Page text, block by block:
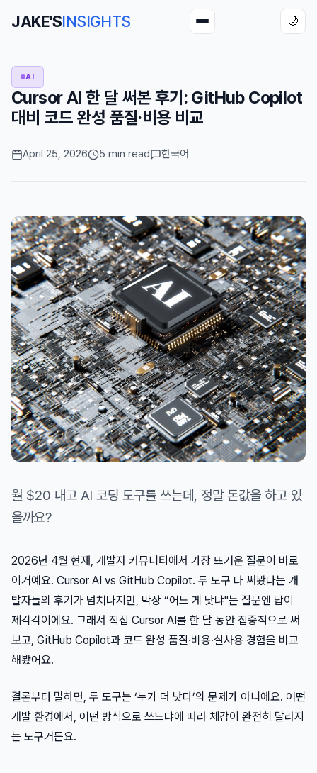
JAKE'SINSIGHTS 🌙
AI
Cursor AI 한 달 써본 후기: GitHub Copilot
대비 코드 완성 품질·비용 비교
April 25, 2026 5 min read 한국어
월 $20 내고 AI 코딩 도구를 쓰는데, 정말 돈값을 하고 있
을까요?
2026년 4월 현재, 개발자 커뮤니티에서 가장 뜨거운 질문이 바로
이거예요. Cursor AI vs GitHub Copilot. 두 도구 다 써봤다는 개
발자들의 후기가 넘쳐나지만, 막상 “어느 게 낫냐"는 질문엔 답이
제각각이에요. 그래서 직접 Cursor AI를 한 달 동안 집중적으로 써
보고, GitHub Copilot과 코드 완성 품질·비용·실사용 경험을 비교
해봤어요.
결론부터 말하면, 두 도구는 ‘누가 더 낫다’의 문제가 아니에요. 어떤
개발 환경에서, 어떤 방식으로 쓰느냐에 따라 체감이 완전히 달라지
는 도구거든요.